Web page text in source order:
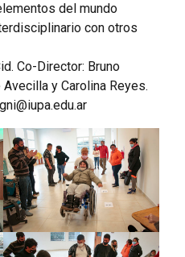
del mundo
con otros
Co-Director: Bruno
y Carolina Reyes.